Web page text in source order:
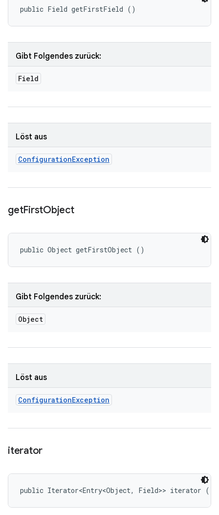
public Field getFirstField ()
Gibt Folgendes zurück:
Field
Löst aus
ConfigurationException
getFirstObject
public Object getFirstObject ()
Gibt Folgendes zurück:
Object
Löst aus
ConfigurationException
iterator
public Iterator<Entry<Object, Field>> iterator ()